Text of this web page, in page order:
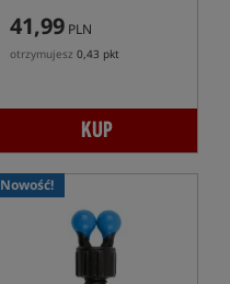
41,99 PLN
otrzymujesz 0,43 pkt
KUP
Nowość!